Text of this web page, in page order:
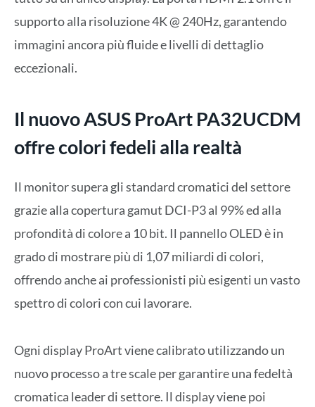
supporto alla risoluzione 4K @ 240Hz, garantendo
immagini ancora più fluide e livelli di dettaglio
eccezionali.
Il nuovo ASUS ProArt PA32UCDM
offre colori fedeli alla realtà
Il monitor supera gli standard cromatici del settore
grazie alla copertura gamut DCI-P3 al 99% ed alla
profondità di colore a 10 bit. Il pannello OLED è in
grado di mostrare più di 1,07 miliardi di colori,
offrendo anche ai professionisti più esigenti un vasto
spettro di colori con cui lavorare.
Ogni display ProArt viene calibrato utilizzando un
nuovo processo a tre scale per garantire una fedeltà
cromatica leader di settore. Il display viene poi